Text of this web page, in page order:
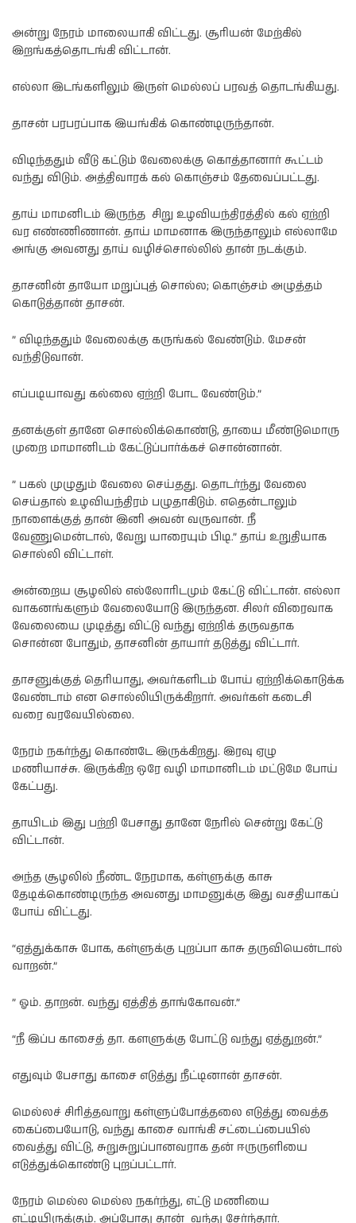
அன்று நேரம் மாலையாகி விட்டது. சூரியன் மேற்கில்
இறங்கத்தொடங்கி விட்டான்.
எல்லா இடங்களிலும் இருள் மெல்லப் பரவத் தொடங்கியது.
தாசன் பரபரப்பாக இயங்கிக் கொண்டிருந்தான்.
விடிந்ததும் வீடு கட்டும் வேலைக்கு கொத்தானார் கூட்டம்
வந்து விடும். அத்திவாரக் கல் கொஞ்சம் தேவைப்பட்டது.
தாய் மாமனிடம் இருந்த சிறு உழவியந்திரத்தில் கல் ஏற்றி
வர எண்ணிணான். தாய் மாமனாக இருந்தாலும் எல்லாமே
அங்கு அவனது தாய் வழிச்சொல்லில் தான் நடக்கும்.
தாசனின் தாயோ மறுப்புத் சொல்ல; கொஞ்சம் அழுத்தம்
கொடுத்தான் தாசன்.
” விடிந்ததும் வேலைக்கு கருங்கல் வேண்டும். மேசன்
வந்திடுவான்.
எப்படியாவது கல்லை ஏற்றி போட வேண்டும்.”
தனக்குள் தானே சொல்லிக்கொண்டு, தாயை மீண்டுமொரு
முறை மாமானிடம் கேட்டுப்பார்க்கச் சொன்னான்.
” பகல் முழுதும் வேலை செய்தது. தொடர்ந்து வேலை
செய்தால் உழவியந்திரம் பழுதாகிடும். எதென்டாலும்
நாளைக்குத் தான் இனி அவன் வருவான். நீ
வேணுமென்டால், வேறு யாரையும் பிடி.” தாய் உறுதியாக
சொல்லி விட்டாள்.
அன்றைய சூழலில் எல்லோரிடமும் கேட்டு விட்டான். எல்லா
வாகனங்களும் வேலையோடு இருந்தன. சிலர் விரைவாக
வேலையை முடித்து விட்டு வந்து ஏற்றிக் தருவதாக
சொன்ன போதும், தாசனின் தாயார் தடுத்து விட்டார்.
தாசனுக்குத் தெரியாது, அவர்களிடம் போய் ஏற்றிக்கொடுக்க
வேண்டாம் என சொல்லியிருக்கிறார். அவர்கள் கடைசி
வரை வரவேயில்லை.
நேரம் நகர்ந்து கொண்டே இருக்கிறது. இரவு ஏழு
மணியாச்சு. இருக்கிற ஒரே வழி மாமானிடம் மட்டுமே போய்
கேட்பது.
தாயிடம் இது பற்றி பேசாது தானே நேரில் சென்று கேட்டு
விட்டான்.
அந்த சூழலில் நீண்ட நேரமாக, கள்ளுக்கு காசு
தேடிக்கொண்டிருந்த அவனது மாமனுக்கு இது வசதியாகப்
போய் விட்டது.
“ஏத்துக்காசு போக, கள்ளுக்கு புறப்பா காசு தருவியென்டால்
வாறன்.”
” ஓம். தாறன். வந்து ஏத்தித் தாங்கோவன்.”
“நீ இப்ப காசைத் தா. களளுக்கு போட்டு வந்து ஏத்துறன்.”
எதுவும் பேசாது காசை எடுத்து நீட்டினான் தாசன்.
மெல்லச் சிரித்தவாறு கள்ளுப்போத்தலை எடுத்து வைத்த
கைப்பையோடு, வந்து காசை வாங்கி சட்டைப்பையில்
வைத்து விட்டு, சுறுசுறுப்பானவராக தன் ஈருருளியை
எடுத்துக்கொண்டு புறப்பட்டார்.
நேரம் மெல்ல மெல்ல நகர்ந்து, எட்டு மணியை
எட்டியிருக்கும். அப்போது தான் வந்து சேர்ந்தார்.